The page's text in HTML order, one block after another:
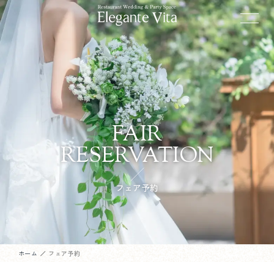
FAIR
RESERVATION
フェア予約
ホーム フェア予約